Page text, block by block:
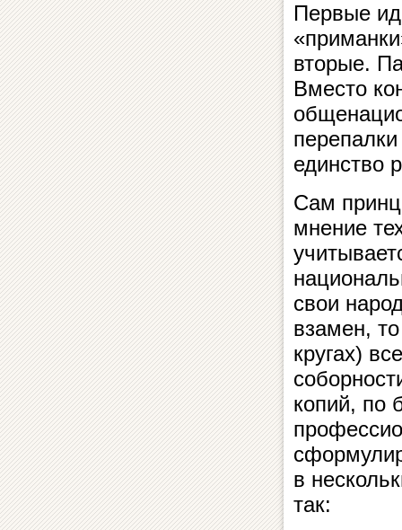
Первые
вторые.
Вместо
единство
Сам
мнение
свои
взамен,
кругах)
копий, по
в
так: